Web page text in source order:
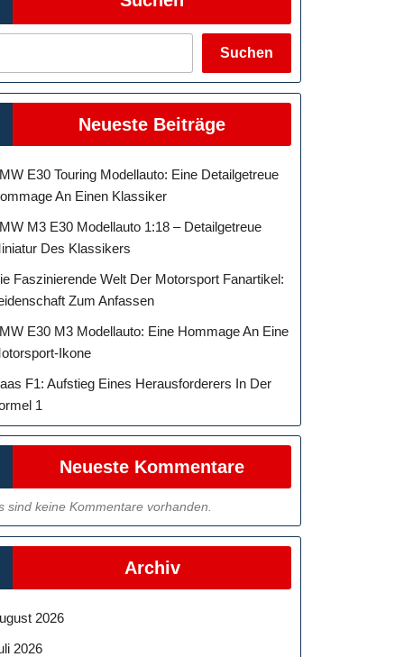
Suchen
Neueste Beiträge
E30 Touring Modellauto: Eine Detailgetreue
An Einen Klassiker
M3 E30 Modellauto 1:18 – Detailgetreue
Des Klassikers
Faszinierende Welt Der Motorsport Fanartikel:
Zum Anfassen
E30 M3 Modellauto: Eine Hommage An Eine
Ikone
F1: Aufstieg Eines Herausforderers In Der
1
Neueste Kommentare
sind keine Kommentare vorhanden.
Archiv
2026
2026